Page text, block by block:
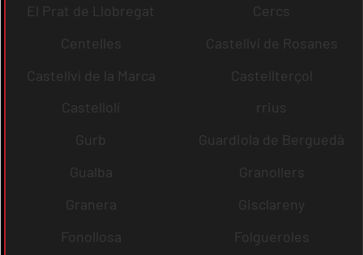
El Prat de Llobregat
Cercs
Centelles
Castellví de Rosanes
Castellví de la Marca
Castellterçol
Castellolí
rrius
Gurb
Guardiola de Berguedà
Gualba
Granollers
Granera
Gisclareny
Fonollosa
Folgueroles